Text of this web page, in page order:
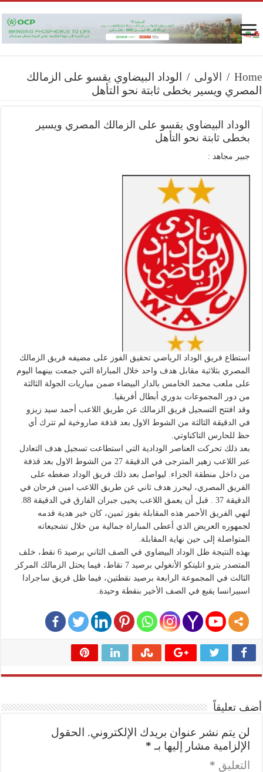
Home
/ الاولى /
الوداد البيضاوي يقسو على الزمالك
المصري ويسير بخطى ثابتة نحو التأهل
الوداد البيضاوي يقسو على الزمالك المصري ويسير
بخطى ثابتة نحو التأهل
جبير مجاهد :
استطاع فريق الوداد الرياضي تحقيق الفوز على مضيفه فريق الزمالك
المصري بثلاثية مقابل هدف واحد خلال المباراة التي جمعت بينهما اليوم
على ملعب محمد الخامس بالدار البيضاء ضمن مباريات الجولة الثالثة
من دور المجموعات بدوري أبطال أفريقيا.
وقد افتتح التسجيل فريق الزمالك عن طريق اللاعب أحمد سيد زيزو
في الدقيقة الثالثة من الشوط الاول بعد قذفة صاروخية لم تترك أي
حظ للحارس التاكناوتي.
بعد ذلك تحركت العناصر الودادية التي استطاعت تسجيل هدف التعادل
عبر اللاعب زهير المترجى في الدقيقة 27 من الشوط الاول بعد قذفة
من داخل منطقة الجزاء. ليواصل بعد ذلك فريق الوداد ضغطه على
الفريق المصري، ليحرز هدف ثاني عن طريق اللاعب امين فرحان في
الدقيقة 37 . قبل أن يعمق اللاعب يحيى جبران الفارق في الدقيقة 88.
لنهي الفريق الأحمر هذه المقابلة بفوز ثمين، كان خير هدية قدمه
لجمهوره العريض الذي أعطى المباراة جمالية من خلال تشجيعاته
المتواصلة إلى حين نهاية المقابلة.
بهذه النتيجة ظل الوداد البيضاوي في الصف الثاني برصيد 6 نقط، خلف
المتصدر بترو اتليتكو الأنغولي برصيد 7 نقاط، فيما يحتل الزمالك المركز
الثالث في المجموعة الرابعة برصيد نقطتين، فيما ظل فريق ساجرادا
اسبيرانسا يقبع في الصف الأخير بنقطة وحيدة.
أضف تعليقاً
لن يتم نشر عنوان بريدك الإلكتروني.
الحقول
الإلزامية مشار إليها بـ *
التعليق *